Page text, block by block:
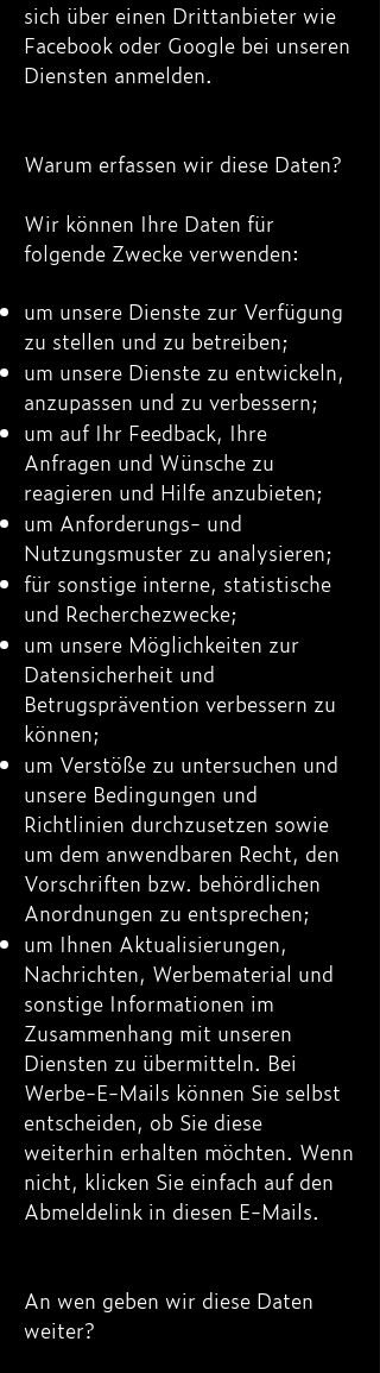
sich über einen Drittanbieter wie
Facebook oder Google bei unseren
Diensten anmelden.
Warum erfassen wir diese Daten?
Wir können Ihre Daten für
folgende Zwecke verwenden:
um unsere Dienste zur Verfügung
zu stellen und zu betreiben;
um unsere Dienste zu entwickeln,
anzupassen und zu verbessern;
um auf Ihr Feedback, Ihre
Anfragen und Wünsche zu
reagieren und Hilfe anzubieten;
um Anforderungs- und
Nutzungsmuster zu analysieren;
für sonstige interne, statistische
und Recherchezwecke;
um unsere Möglichkeiten zur
Datensicherheit und
Betrugsprävention verbessern zu
können;
um Verstöße zu untersuchen und
unsere Bedingungen und
Richtlinien durchzusetzen sowie
um dem anwendbaren Recht, den
Vorschriften bzw. behördlichen
Anordnungen zu entsprechen;
um Ihnen Aktualisierungen,
Nachrichten, Werbematerial und
sonstige Informationen im
Zusammenhang mit unseren
Diensten zu übermitteln. Bei
Werbe-E-Mails können Sie selbst
entscheiden, ob Sie diese
weiterhin erhalten möchten. Wenn
nicht, klicken Sie einfach auf den
Abmeldelink in diesen E-Mails.
An wen geben wir diese Daten
weiter?